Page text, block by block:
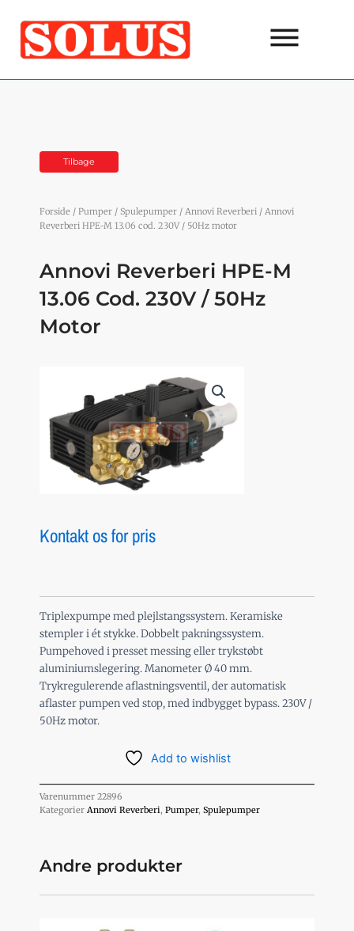
indholdet
Tilbage
Forside / Pumper / Spulepumper / Annovi Reverberi / Annovi
Reverberi HPE-M 13.06 cod. 230V / 50Hz motor
Annovi Reverberi HPE-M
13.06 Cod. 230V / 50Hz
Motor
Kontakt os for pris
Triplexpumpe med plejlstangssystem. Keramiske
stempler i ét stykke. Dobbelt pakningssystem.
Pumpehoved i presset messing eller trykstøbt
aluminiumslegering. Manometer Ø 40 mm.
Trykregulerende aflastningsventil, der automatisk
aflaster pumpen ved stop, med indbygget bypass. 230V /
50Hz motor.
Add to wishlist
Varenummer 22896
Kategorier Annovi Reverberi, Pumper, Spulepumper
Andre produkter